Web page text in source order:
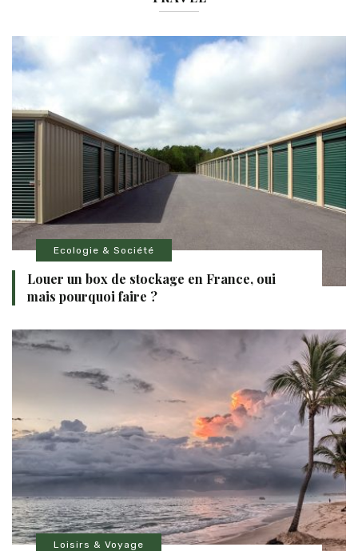
Ecologie & Société
Louer un box de stockage en France, oui
mais pourquoi faire ?
Loisirs & Voyage